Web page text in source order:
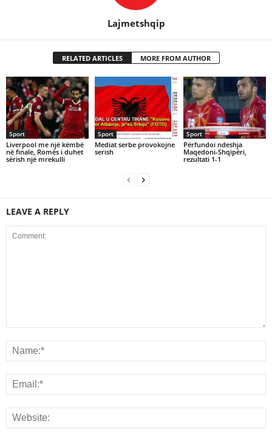
Lajmetshqip
RELATED ARTICLES MORE FROM AUTHOR
Sport
Liverpool me një këmbë
në finale, Romës i duhet
sërish një mrekulli
Sport
Mediat serbe provokojne
serish
Sport
Përfundoi ndeshja
Maqedoni-Shqipëri,
rezultati 1-1
LEAVE A REPLY